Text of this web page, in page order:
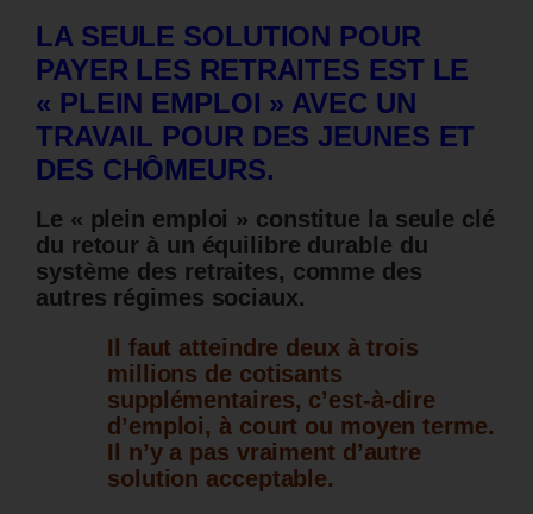
LA SEULE SOLUTION POUR
PAYER LES RETRAITES EST LE
« PLEIN EMPLOI » AVEC UN
TRAVAIL POUR DES JEUNES ET
DES CHÔMEURS.
Le « plein emploi » constitue la seule clé
du retour à un équilibre durable du
système des retraites, comme des
autres régimes sociaux.
Il faut atteindre deux à trois
millions de cotisants
supplémentaires, c’est-à-dire
d’emploi, à court ou moyen terme.
Il n’y a pas vraiment d’autre
solution acceptable.